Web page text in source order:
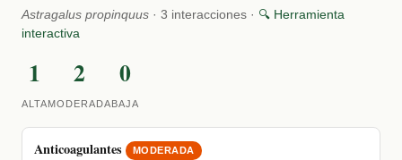
Astragalus propinquus · 3 interacciones · 🔍 Herramienta
interactiva
1
ALTA
2
MODERADA
0
BAJA
Anticoagulantes MODERADA